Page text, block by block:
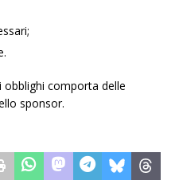
obblighi comporta delle
sponsor.